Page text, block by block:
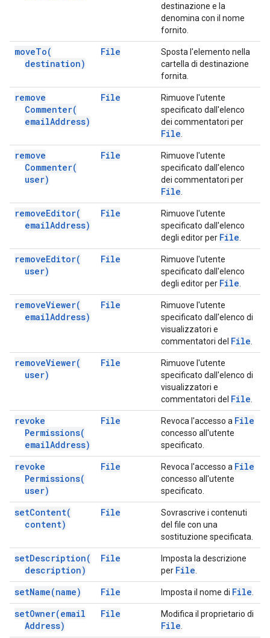
destinazione e la
denomina con il nome
fornito.
moveTo(
destination)
File
Sposta l'elemento nella
cartella di destinazione
fornita.
remove
Commenter(
emailAddress)
File
Rimuove l'utente
specificato dall'elenco
dei commentatori per
File
remove
Commenter(
user)
File
Rimuove l'utente
specificato dall'elenco
dei commentatori per
File
removeEditor(
emailAddress)
File
Rimuove l'utente
specificato dall'elenco
degli editor per File
removeEditor(
user)
File
Rimuove l'utente
specificato dall'elenco
degli editor per File
removeViewer(
emailAddress)
File
Rimuove l'utente
specificato dall'elenco di
visualizzatori e
commentatori del File
removeViewer(
user)
File
Rimuove l'utente
specificato dall'elenco di
visualizzatori e
commentatori del File
revoke
Permissions(
emailAddress)
File Revoca l'accesso a File
concesso all'utente
specificato.
revoke
Permissions(
user)
File Revoca l'accesso a File
concesso all'utente
specificato.
setContent(
content)
File
Sovrascrive i contenuti
del file con una
sostituzione specificata.
setDescription(
description)
File
Imposta la descrizione
per File
setName(name) File Imposta il nome di File
setOwner(email
Address)
File Modifica il proprietario di
File